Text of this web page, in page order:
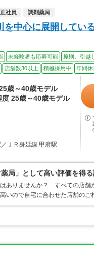
正社員 調剤薬局
中心に展開してい
未経験者も応募可能 原則、引越
店舗数30以上 積極採用中 年間休
歳～40歳モデル
度 25歳～40歳モデル
ＪＲ身延線 甲府駅
局」として高い評価を得
ありませんか？ すべての店舗
いので自宅に合わせた店舗のご